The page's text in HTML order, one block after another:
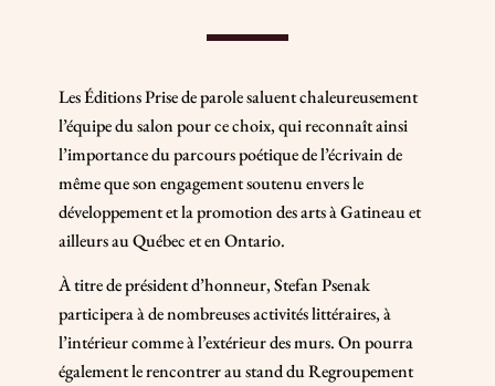
Les Éditions Prise de parole saluent chaleureusement
l’équipe du salon pour ce choix, qui reconnaît ainsi
l’importance du parcours poétique de l’écrivain de
même que son engagement soutenu envers le
développement et la promotion des arts à Gatineau et
ailleurs au Québec et en Ontario.
À titre de président d’honneur, Stefan Psenak
participera à de nombreuses activités littéraires, à
l’intérieur comme à l’extérieur des murs. On pourra
également le rencontrer au stand du Regroupement